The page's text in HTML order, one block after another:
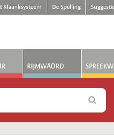
Klaanksysteem De Spelling
RIJMWÄÖRD